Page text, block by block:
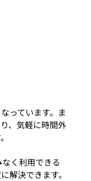
っています。ま
、気軽に時間外
く利用できる
解決できます。